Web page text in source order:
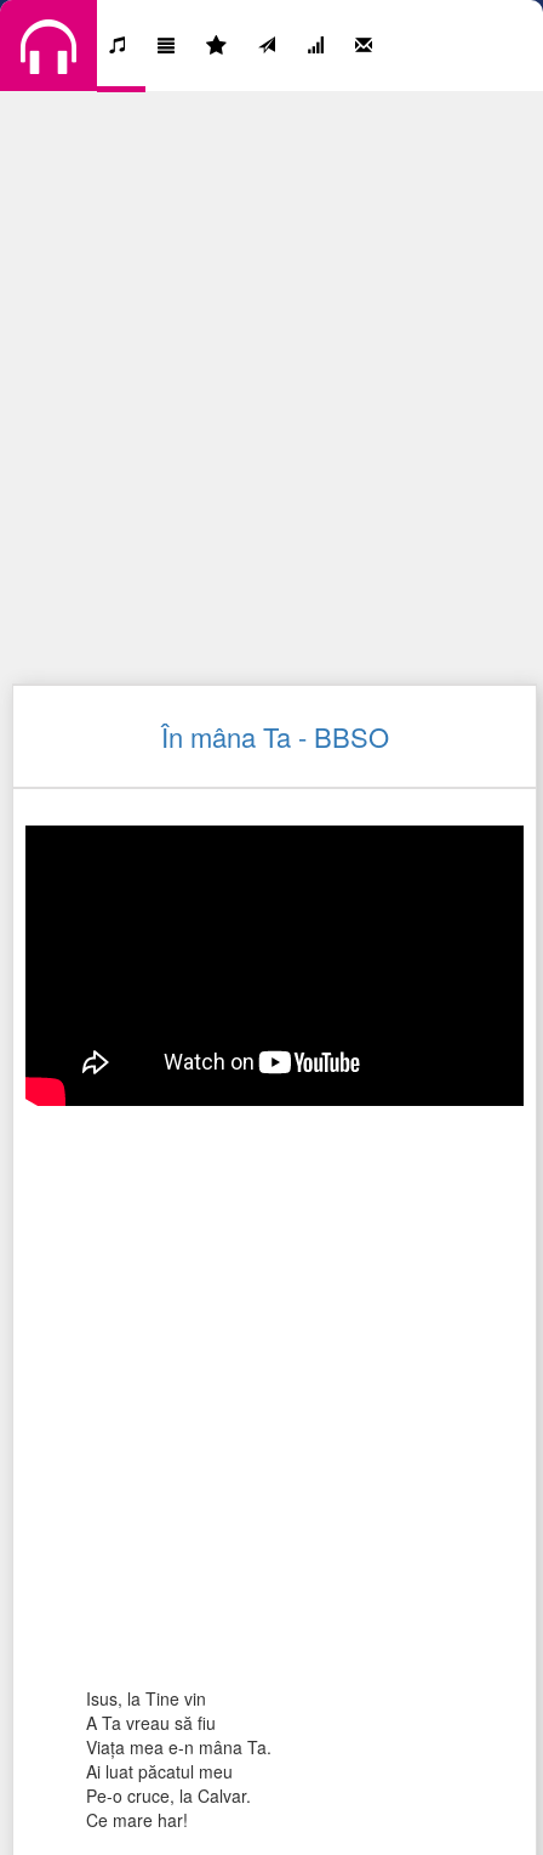
În mâna Ta - BBSO
Isus, la Tine vin
A Ta vreau să fiu
Viața mea e-n mâna Ta.
Ai luat păcatul meu
Pe-o cruce, la Calvar.
Ce mare har!